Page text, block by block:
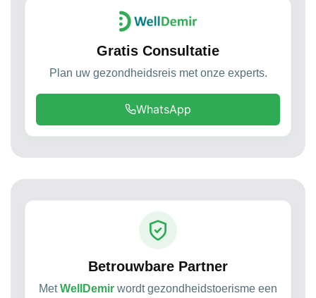
Gratis Consultatie
Plan uw gezondheidsreis met onze experts.
WhatsApp
Betrouwbare Partner
MetWellDemir wordt gezondheidstoerisme een